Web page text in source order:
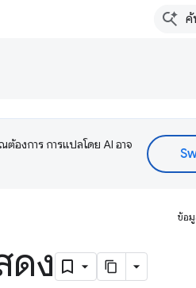
องการ การแปลโดย AI อาจ
ข้อ
ดง